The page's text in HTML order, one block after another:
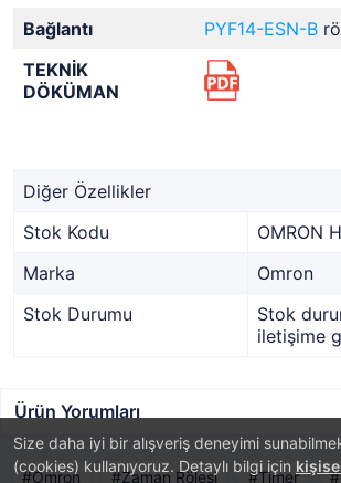
Size daha iyi bir alışveriş deneyimi
(cookies) kullanıyoruz. Detaylı bilgi için
Bağlantı
PYF14-ESN-B
TEKNİK
DÖKÜMAN
Diğer Özellikler
Stok Kodu
OMRON
Marka
Omron
Stok Durumu
Stok
iletişime
Ürün Yorumları
Omron Zaman Rölesi Timer